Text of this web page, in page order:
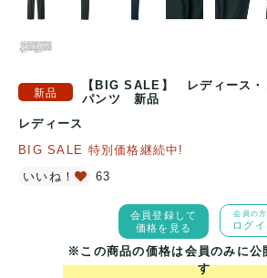
【BIG SALE】 レディース・
パンツ 新品
レディース
BIG SALE 特別価格継続中!
いいね！
63
会員登録して
価格を見る
会員の
ログイ
※この商品の価格は会員のみに公
す